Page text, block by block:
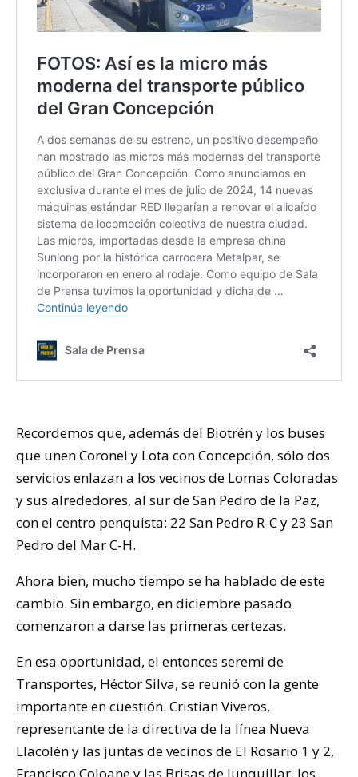
Recordemos que, además del Biotrén y los buses
que unen Coronel y Lota con Concepción, sólo dos
servicios enlazan a los vecinos de Lomas Coloradas
y sus alrededores, al sur de San Pedro de la Paz,
con el centro penquista: 22 San Pedro R-C y 23 San
Pedro del Mar C-H.
Ahora bien, mucho tiempo se ha hablado de este
cambio. Sin embargo, en diciembre pasado
comenzaron a darse las primeras certezas.
En esa oportunidad, el entonces seremi de
Transportes, Héctor Silva, se reunió con la gente
importante en cuestión. Cristian Viveros,
representante de la directiva de la línea Nueva
Llacolén y las juntas de vecinos de El Rosario 1 y 2,
Francisco Coloane y las Brisas de Junquillar, los